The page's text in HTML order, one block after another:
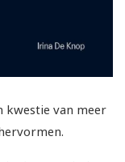
kwestie van meer